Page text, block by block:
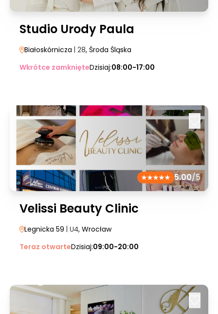
Studio Urody Paula
Białoskórnicza | 28, Środa Śląska
Wkrótce zamknięteDzisiaj:08:00-17:00
5.00/5
Velissi Beauty Clinic
Legnicka 59 | U4, Wrocław
Teraz otwarteDzisiaj:09:00-20:00